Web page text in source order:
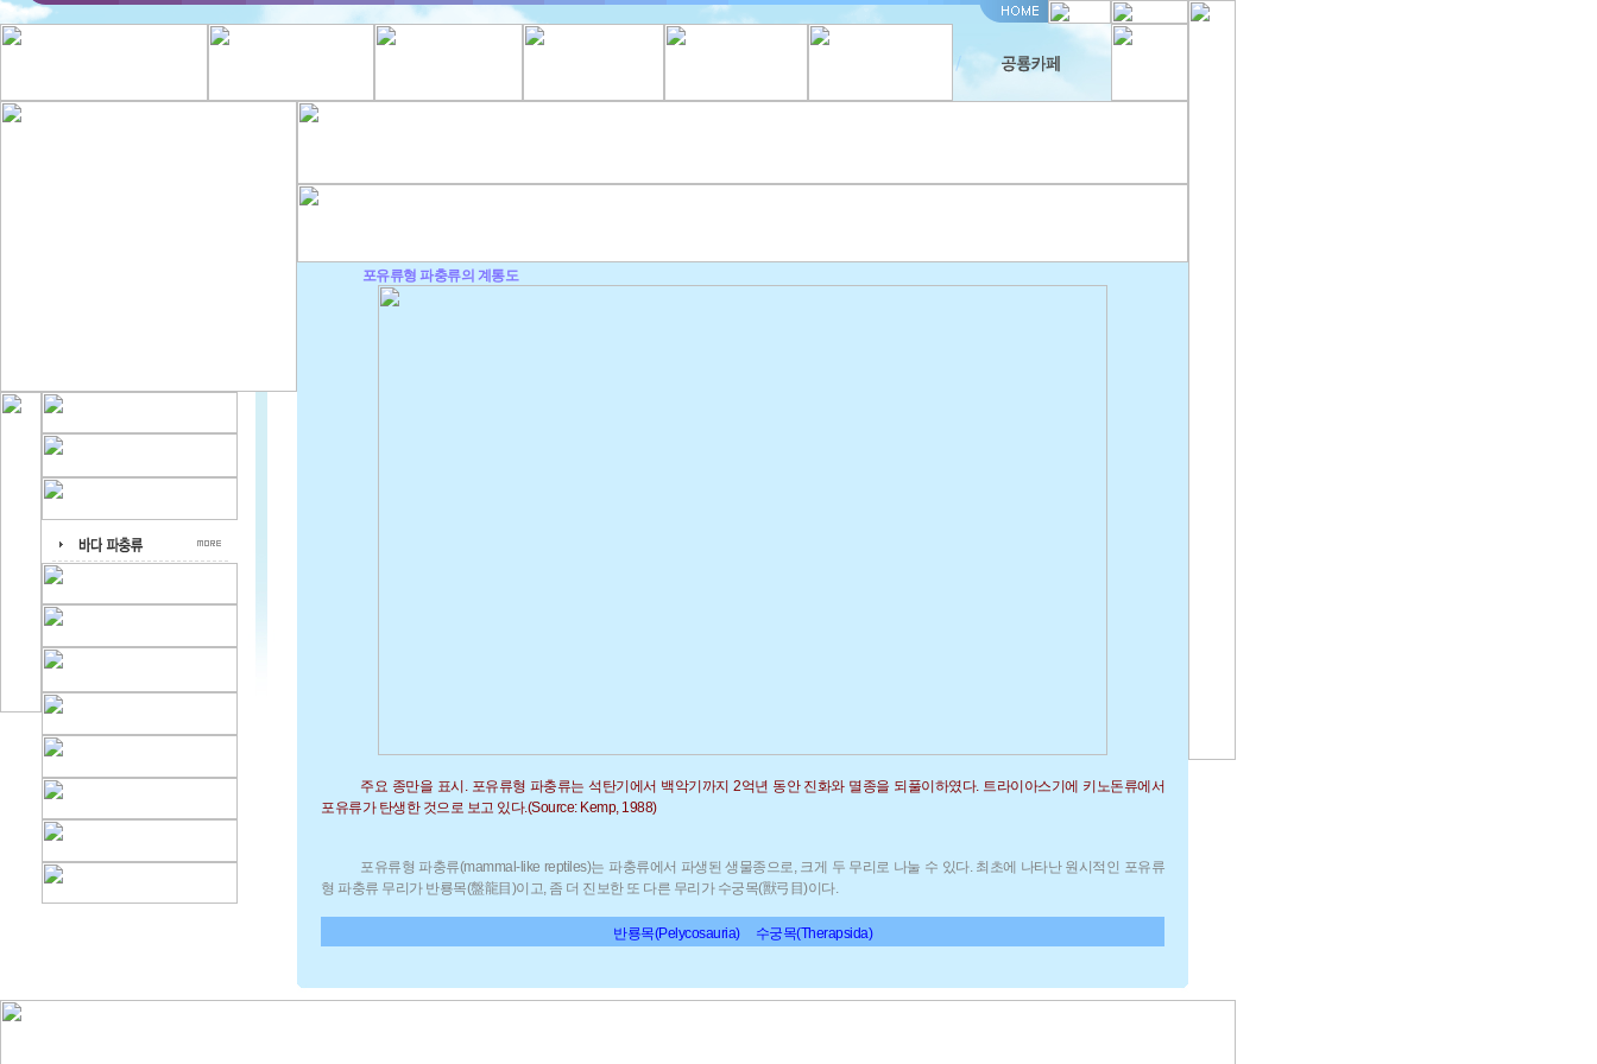
포유류형 파충류의 계통도
주요 종만을 표시. 포유류형 파충류는 석탄기에서 백악기까지 2억년 동안 진화와 멸종을 되풀이하였다. 트라이아스기에 키노돈류에서
포유류가 탄생한 것으로 보고 있다.(Source: Kemp, 1988)
포유류형 파충류(mammal-like reptiles)는 파충류에서 파생된 생물종으로, 크게 두 무리로 나눌 수 있다. 최초에 나타난 원시적인 포유류
형 파충류 무리가 반룡목(盤龍目)이고, 좀 더 진보한 또 다른 무리가 수궁목(獸弓目)이다.
반룡목(Pelycosauria) 수궁목(Therapsida)